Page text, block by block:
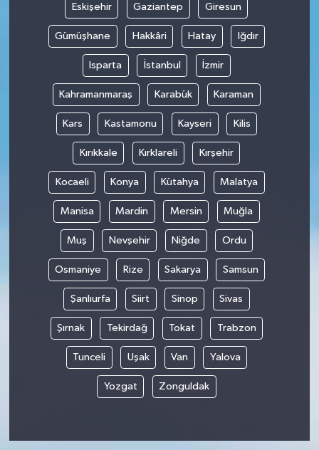
Eskişehir Gaziantep Giresun
Gümüşhane Hakkâri Hatay Iğdır
Isparta İstanbul İzmir
Kahramanmaraş Karabük Karaman
Kars Kastamonu Kayseri Kilis
Kırıkkale Kırklareli Kırşehir
Kocaeli Konya Kütahya Malatya
Manisa Mardin Mersin Muğla
Muş Nevşehir Niğde Ordu
Osmaniye Rize Sakarya Samsun
Şanlıurfa Siirt Sinop Sivas
Şırnak Tekirdağ Tokat Trabzon
Tunceli Uşak Van Yalova
Yozgat Zonguldak